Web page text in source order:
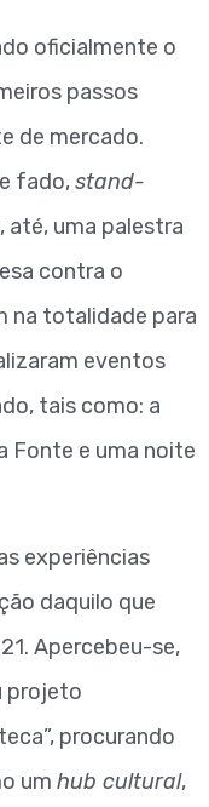
oficialmente o
passos
de mercado.
fado,stand-
até, uma palestra
contra o
na totalidade para
eventos
tais como: a
Fonte e uma noite
experiências
daquilo que
Apercebeu-se,
projeto
procurando
um hub cultural,